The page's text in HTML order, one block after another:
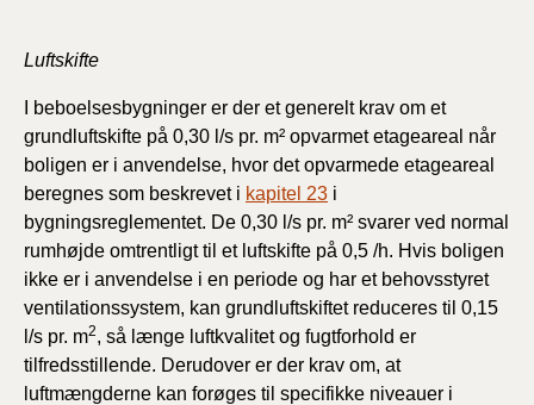
Luftskifte
I beboelsesbygninger er der et generelt krav om et
grundluftskifte på 0,30 l/s pr. m² opvarmet etageareal når
boligen er i anvendelse, hvor det opvarmede etageareal
beregnes som beskrevet i kapitel 23 i
bygningsreglementet. De 0,30 l/s pr. m² svarer ved normal
rumhøjde omtrentligt til et luftskifte på 0,5 /h. Hvis boligen
ikke er i anvendelse i en periode og har et behovsstyret
ventilationssystem, kan grundluftskiftet reduceres til 0,15
l/s pr. m2, så længe luftkvalitet og fugtforhold er
tilfredsstillende. Derudover er der krav om, at
luftmængderne kan forøges til specifikke niveauer i